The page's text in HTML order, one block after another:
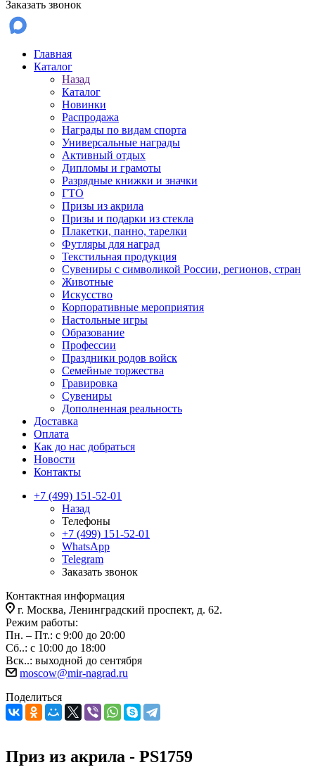
Заказать звонок
Главная
Каталог
Назад
Каталог
Новинки
Распродажа
Награды по видам спорта
Универсальные награды
Активный отдых
Дипломы и грамоты
Разрядные книжки и значки
ГТО
Призы из акрила
Призы и подарки из стекла
Плакетки, панно, тарелки
Футляры для наград
Текстильная продукция
Сувениры с символикой России, регионов, стран
Животные
Искусство
Корпоративные мероприятия
Настольные игры
Образование
Профессии
Праздники родов войск
Семейные торжества
Гравировка
Сувениры
Дополненная реальность
Доставка
Оплата
Как до нас добраться
Новости
Контакты
+7 (499) 151-52-01
Назад
Телефоны
+7 (499) 151-52-01
WhatsApp
Telegram
Заказать звонок
Контактная информация
г. Москва, Ленинградский проспект, д. 62.
Режим работы:
Пн. – Пт.: с 9:00 до 20:00
Сб..: с 10:00 до 18:00
Вск..: выходной до сентября
moscow@mir-nagrad.ru
Поделиться
Приз из акрила - PS1759